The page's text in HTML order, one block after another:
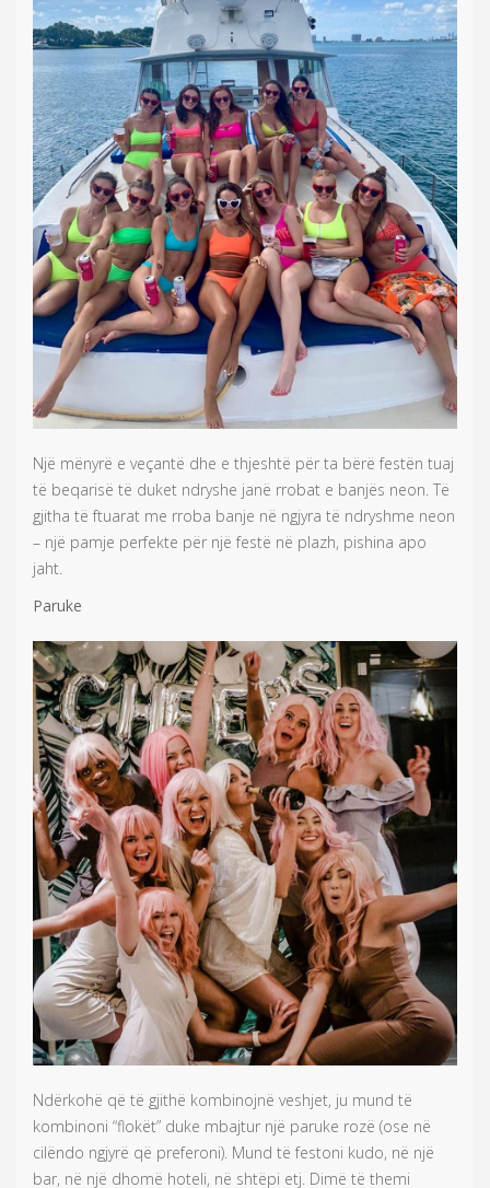
Një mënyrë e veçantë dhe e thjeshtë për ta bërë festën tuaj
të beqarisë të duket ndryshe janë rrobat e banjës neon. Të
gjitha të ftuarat me rroba banje në ngjyra të ndryshme neon
– një pamje perfekte për një festë në plazh, pishina apo
jaht.
Paruke
Ndërkohë që të gjithë kombinojnë veshjet, ju mund të
kombinoni “flokët” duke mbajtur një paruke rozë (ose në
cilëndo ngjyrë që preferoni). Mund të festoni kudo, në një
bar, në një dhomë hoteli, në shtëpi etj. Dimë të themi